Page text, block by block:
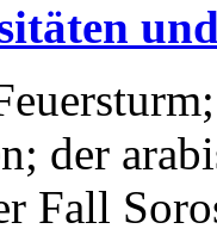
der
Fall